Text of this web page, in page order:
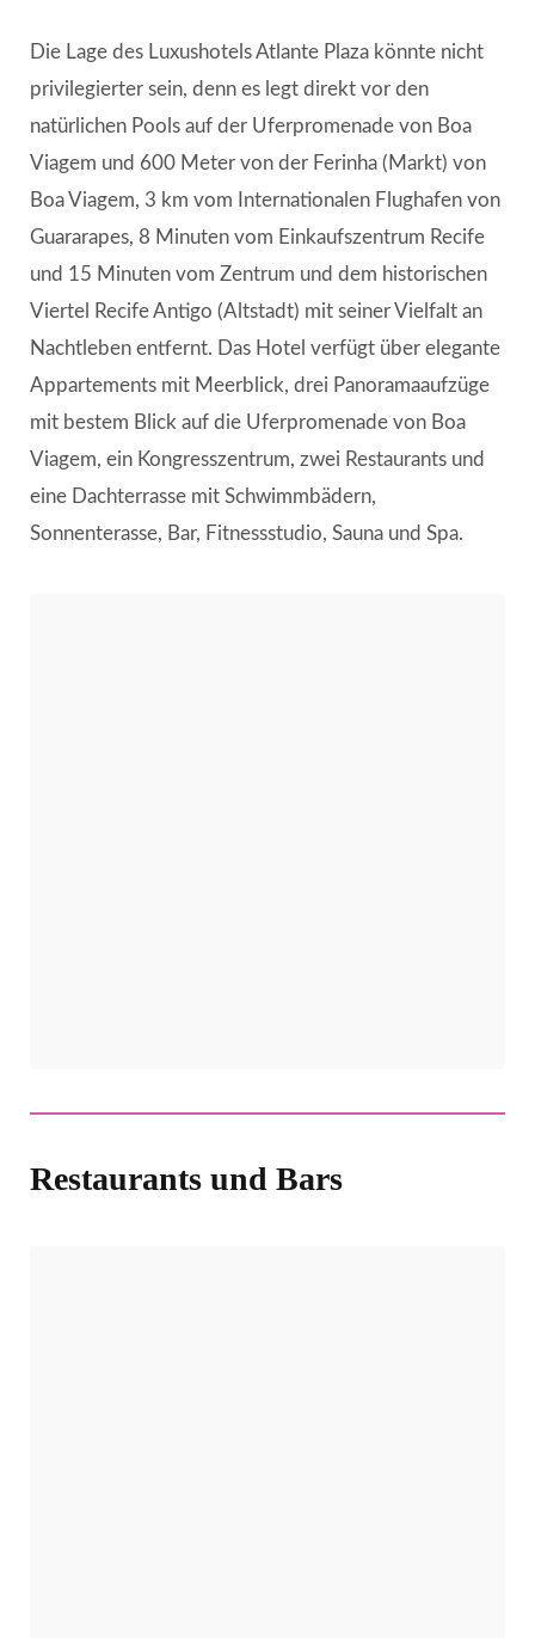
Die Lage des Luxushotels Atlante Plaza könnte nicht
privilegierter sein, denn es legt direkt vor den
natürlichen Pools auf der Uferpromenade von Boa
Viagem und 600 Meter von der Ferinha (Markt) von
Boa Viagem, 3 km vom Internationalen Flughafen von
Guararapes, 8 Minuten vom Einkaufszentrum Recife
und 15 Minuten vom Zentrum und dem historischen
Viertel Recife Antigo (Altstadt) mit seiner Vielfalt an
Nachtleben entfernt. Das Hotel verfügt über elegante
Appartements mit Meerblick, drei Panoramaaufzüge
mit bestem Blick auf die Uferpromenade von Boa
Viagem, ein Kongresszentrum, zwei Restaurants und
eine Dachterrasse mit Schwimmbädern,
Sonnenterasse, Bar, Fitnessstudio, Sauna und Spa.
Restaurants und Bars